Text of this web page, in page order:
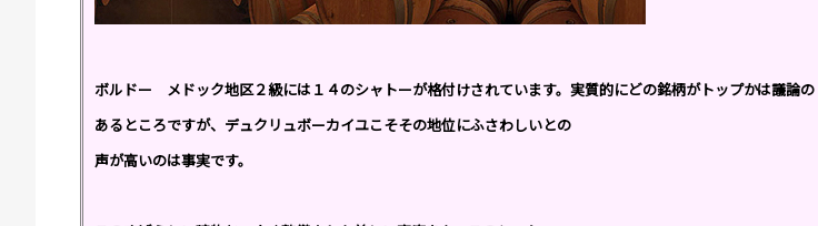
ボルドー メドック地区２級には１４のシャトーが格付けされています。実質的にどの銘柄がトップかは議論の
あるところですが、デュクリュボーカイユこそその地位にふさわしいとの
声が高いのは事実です。